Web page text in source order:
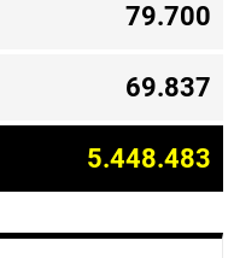
79.700
69.837
5.448.483